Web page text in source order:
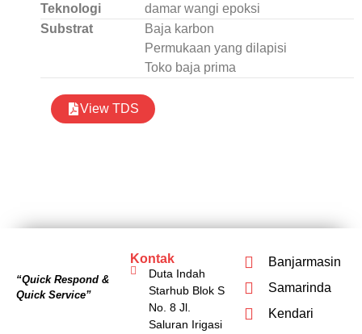
Teknologi
damar wangi epoksi
Substrat
Baja karbon
Permukaan yang dilapisi
Toko baja prima
View TDS
“Quick Respond &
Quick Service”
Kontak
Duta Indah
Starhub Blok S
No. 8 Jl.
Saluran Irigasi
Banjarmasin
Samarinda
Kendari